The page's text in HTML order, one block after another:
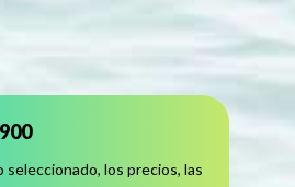
seleccionado, los precios, las